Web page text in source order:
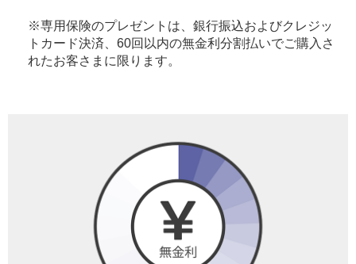
※専用保険のプレゼントは、銀行振込およびクレジッ
トカード決済、60回以内の無金利分割払いでご購入さ
れたお客さまに限ります。